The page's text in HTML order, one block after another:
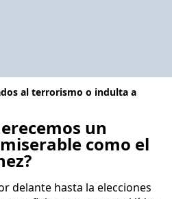
al terrorismo o indulta a
un
como el
delante hasta la elecciones